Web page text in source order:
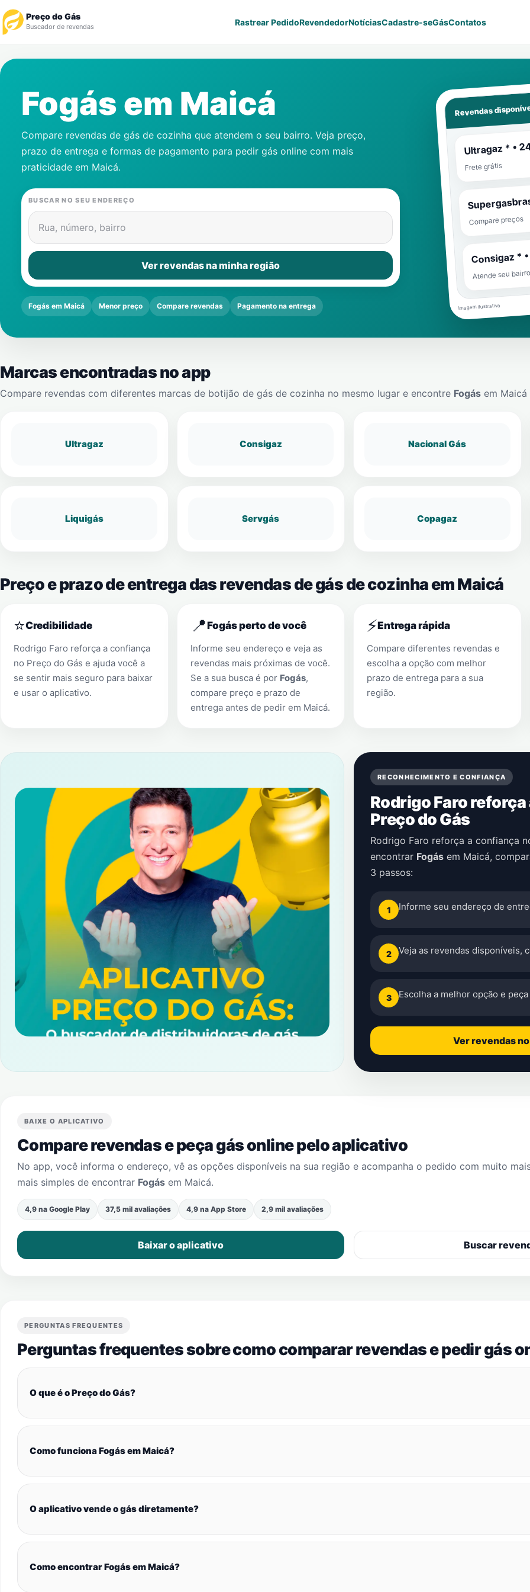
Preço do Gás
Buscador de revendas Rastrear PedidoRevendedorNotíciasCadastre-seGásContatos
Revendedor
Cadastre-se
Gás
Contatos
Fogás em Maicá
Compare revendas de gás de cozinha que atendem o seu bairro. Veja preço,
prazo de entrega e formas de pagamento para pedir gás online com mais
praticidade em Maicá.
BUSCAR NO SEU ENDEREÇO
Rua, número, bairro
Ver revendas na minha região
Fogás em Maicá Menor preço Compare revendas Pagamento na entrega
Revendas
Ultragaz * •
Frete grátis
Compare preços
Consigaz *
Atende seu
Imagem ilustrativa
Marcas encontradas no app
Compare revendas com diferentes marcas de botijão de gás de cozinha no mesmo lugar e encontre Fogás em Maicá
Ultragaz Consigaz Nacional Gás
Liquigás Servgás Copagaz
Preço e prazo de entrega das revendas de gás de cozinha em Maicá
⭐Credibilidade
Rodrigo Faro reforça a confiança
no Preço do Gás e ajuda você a
se sentir mais seguro para baixar
e usar o aplicativo.
📍Fogás perto de você
Informe seu endereço e veja as
revendas mais próximas de você.
Se a sua busca é por Fogás,
compare preço e prazo de
entrega antes de pedir em Maicá.
⚡Entrega rápida
Compare diferentes revendas e
escolha a opção com melhor
prazo de entrega para a sua
região.
RECONHECIMENTO E CONFIANÇA
Rodrigo Faro
Preço do Gás
Rodrigo Faro reforça a confiança
encontrar Fogás em Maicá,
3 passos:
1 Informe seu endereço de
2 Veja as revendas disponíveis,
3 Escolha a melhor opção e
Ver revendas
BAIXE O APLICATIVO
Compare revendas e peça gás online pelo aplicativo
No app, você informa o endereço, vê as opções disponíveis na sua região e acompanha o pedido com muito
mais simples de encontrar Fogás em Maicá.
4,9 na Google Play 37,5 mil avaliações 4,9 na App Store 2,9 mil avaliações
Baixar o aplicativo Buscar
PERGUNTAS FREQUENTES
Perguntas frequentes sobre como comparar revendas e pedir gás
O que é o Preço do Gás?
Como funciona Fogás em Maicá?
O aplicativo vende o gás diretamente?
Como encontrar Fogás em Maicá?